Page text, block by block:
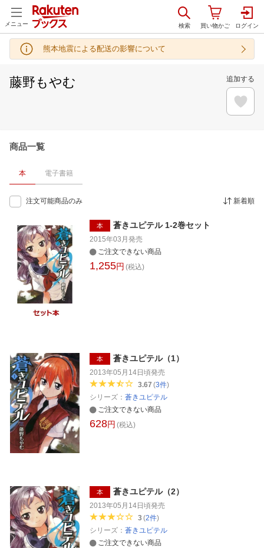
メニュー
熊本地震による配送の影響について
藤野もやむ 追加する
商品一覧
本 電子書籍
注文可能商品のみ 新着順
本 蒼きユピテル 1-2巻セット
2015年03月 発売
ご注文できない商品
1,255円 (税込)
本 蒼きユピテル（1）
2013年05月14日頃発売
3.67 (3件)
シリーズ： 蒼きユピテル
ご注文できない商品
628円 (税込)
本 蒼きユピテル（2）
2013年05月14日頃発売
3(2件)
シリーズ： 蒼きユピテル
ご注文できない商品